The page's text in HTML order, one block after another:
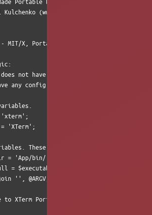
'xterm';
= 'XTerm';
These usually do not need to be
= 'App/bin/';
= $executable_dir . $executable;
'', @ARGV;
to XTerm Portable.\n\n";